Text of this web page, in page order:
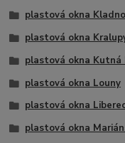
plastová okna Kladno
plastová okna
plastová okna Kutná
plastová okna Louny
plastová okna Liberec
plastová okna